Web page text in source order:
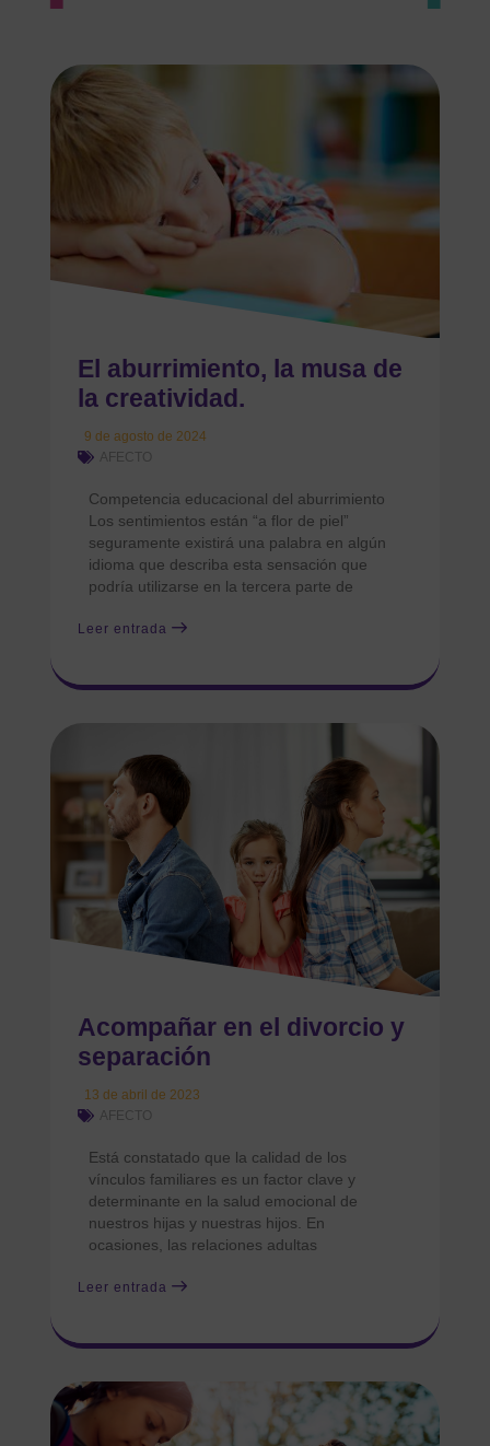
El aburrimiento, la musa de
la creatividad.
9 de agosto de 2024
AFECTO
Competencia educacional del aburrimiento
Los sentimientos están “a flor de piel”
seguramente existirá una palabra en algún
idioma que describa esta sensación que
podría utilizarse en la tercera parte de
Leer entrada
Acompañar en el divorcio y
separación
13 de abril de 2023
AFECTO
Está constatado que la calidad de los
vínculos familiares es un factor clave y
determinante en la salud emocional de
nuestros hijas y nuestras hijos. En
ocasiones, las relaciones adultas
Leer entrada